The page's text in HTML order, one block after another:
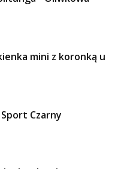
mini z koronką u
Czarny